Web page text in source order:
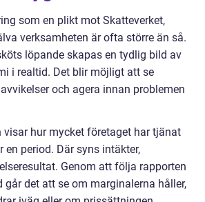
som en plikt mot Skatteverket,
verksamheten är ofta större än så.
löpande skapas en tydlig bild av
i realtid. Det blir möjligt att se
och agera innan problemen
visar hur mycket företaget har tjänat
en period. Där syns intäkter,
Genom att följa rapporten
det att se om marginalerna håller,